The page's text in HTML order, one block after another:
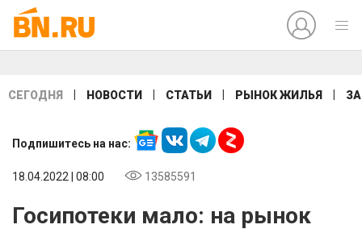
СЕГОДНЯ НОВОСТИ СТАТЬИ РЫНОК ЖИЛЬЯ
Подпишитесь на нас:
18.04.2022 | 08:00 13585591
Госипотеки мало: на рынок